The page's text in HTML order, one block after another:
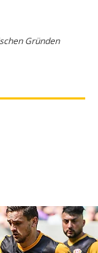
Gründen